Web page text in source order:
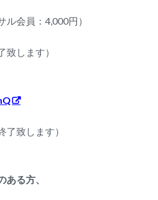
ル会員：4,000円）
します）
了致します）
る方、